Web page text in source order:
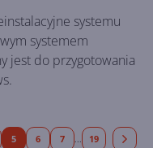
jest do przygotowania
5 6 7 ... 19